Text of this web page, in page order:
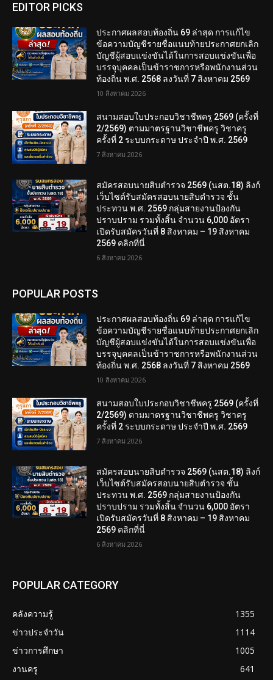
EDITOR PICKS
ประกาศผลสอบท้องถิ่น 69 ล่าสุด การแก้ไข
ข้อความบัญชีรายชื่อแนบท้ายประกาศยกเลิก
บัญชีผู้สอบแข่งขันได้ในการสอบแข่งขันเพื่อ
บรรจุบุคคลเป็นข้าราชการหรือพนักงานส่วน
ท้องถิ่น พ.ศ. 2568 ลงวันที่ 7 สิงหาคม 2569
10 สิงหาคม 2026
สนามสอบใบประกอบวิชาชีพครู 2569 (ครั้งที่
2/2569) ตามมาตรฐานวิชาชีพครู วิชาครู
ครั้งที่ 2 ระบบกระดาษ ประจำปี พ.ศ. 2569
7 สิงหาคม 2026
สมัครสอบนายสิบตำรวจ 2569 (นสต.18) ลิงก์
เว็บไซต์รับสมัครสอบนายสิบตำรวจ ชั้น
ประทวน พ.ศ. 2569 กลุ่มสายงานป้องกัน
ปราบปราม รวมทั้งสิ้น จำนวน 6,000 อัตรา
เปิดรับสมัครวันที่ 8 สิงหาคม – 19 สิงหาคม
2569 คลิกที่นี่
6 สิงหาคม 2026
POPULAR POSTS
ประกาศผลสอบท้องถิ่น 69 ล่าสุด การแก้ไข
ข้อความบัญชีรายชื่อแนบท้ายประกาศยกเลิก
บัญชีผู้สอบแข่งขันได้ในการสอบแข่งขันเพื่อ
บรรจุบุคคลเป็นข้าราชการหรือพนักงานส่วน
ท้องถิ่น พ.ศ. 2568 ลงวันที่ 7 สิงหาคม 2569
10 สิงหาคม 2026
สนามสอบใบประกอบวิชาชีพครู 2569 (ครั้งที่
2/2569) ตามมาตรฐานวิชาชีพครู วิชาครู
ครั้งที่ 2 ระบบกระดาษ ประจำปี พ.ศ. 2569
7 สิงหาคม 2026
สมัครสอบนายสิบตำรวจ 2569 (นสต.18) ลิงก์
เว็บไซต์รับสมัครสอบนายสิบตำรวจ ชั้น
ประทวน พ.ศ. 2569 กลุ่มสายงานป้องกัน
ปราบปราม รวมทั้งสิ้น จำนวน 6,000 อัตรา
เปิดรับสมัครวันที่ 8 สิงหาคม – 19 สิงหาคม
2569 คลิกที่นี่
6 สิงหาคม 2026
POPULAR CATEGORY
คลังความรู้
1355
ข่าวประจำวัน
1114
ข่าวการศึกษา
1005
งานครู
641